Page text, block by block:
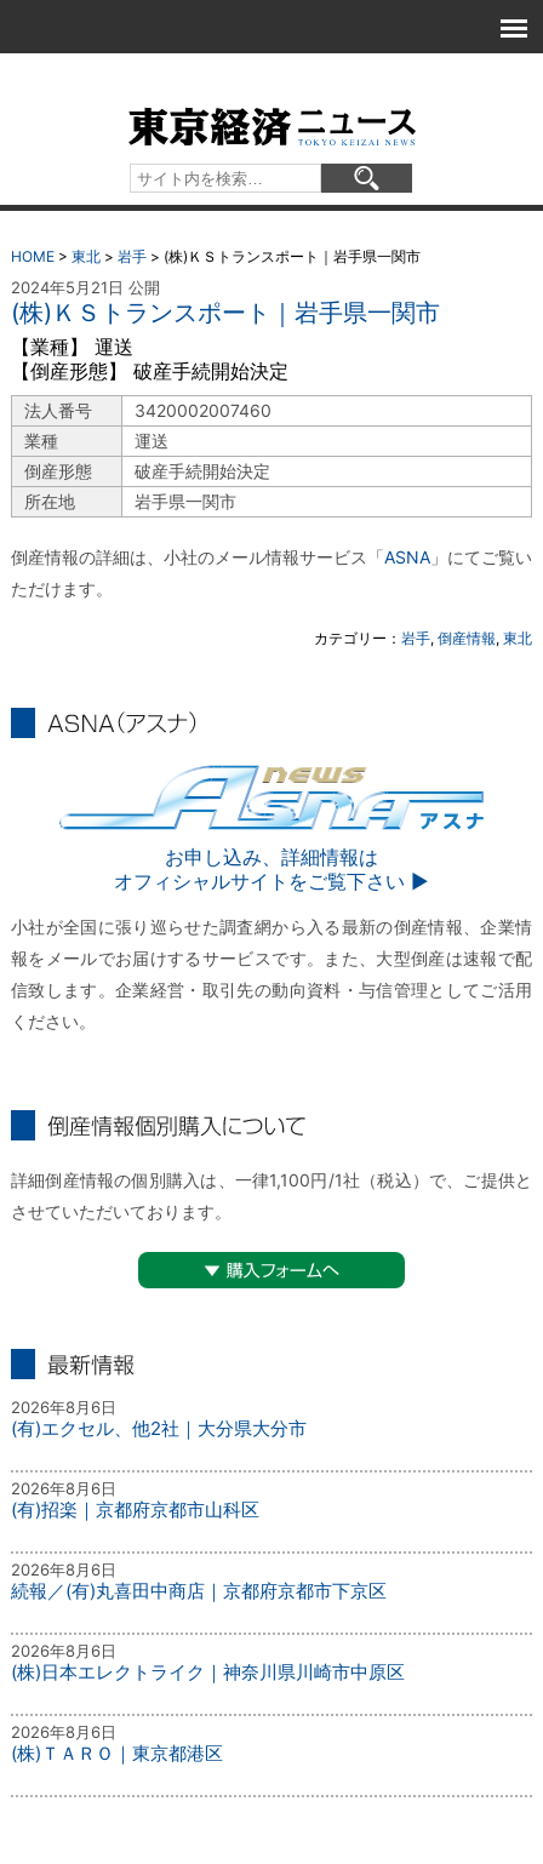
HOME> 東北> 岩手> (株)ＫＳトランスポート｜岩手県一関市
2024年5月21日 公開
(株)ＫＳトランスポート｜岩手県一関市
【業種】 運送
【倒産形態】 破産手続開始決定
法人番号
3420002007460
業種
運送
倒産形態
破産手続開始決定
所在地
岩手県一関市
倒産情報の詳細は、小社のメール情報サービス「ASNA 」にてご覧い
ただけます。
カテゴリー：岩手,倒産情報,東北
お申し込み、詳細情報は
オフィシャルサイトをご覧下さい ▶︎
小社が全国に張り巡らせた調査網から入る最新の倒産情報、企業情
報をメールでお届けするサービスです。また、大型倒産は速報で配
信致します。企業経営・取引先の動向資料・与信管理としてご活用
ください。
詳細倒産情報の個別購入は、一律1,100円/1社（税込）で、ご提供と
させていただいております。
2026年8月6日
(有)エクセル、他2社｜大分県大分市
2026年8月6日
(有)招楽｜京都府京都市山科区
2026年8月6日
続報／(有)丸喜田中商店｜京都府京都市下京区
2026年8月6日
(株)日本エレクトライク｜神奈川県川崎市中原区
2026年8月6日
(株)ＴＡＲＯ｜東京都港区